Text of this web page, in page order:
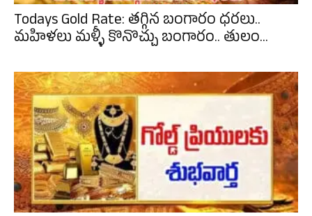
Todays Gold Rate: తగ్గిన బంగారం ధరలు..
మహిళలు మళ్ళీ కొనొచ్చు బంగారం.. తులం...